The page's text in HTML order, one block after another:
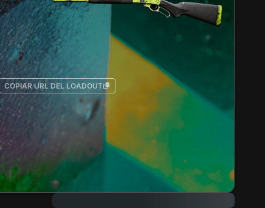
COPIAR URL DEL LOADOUT